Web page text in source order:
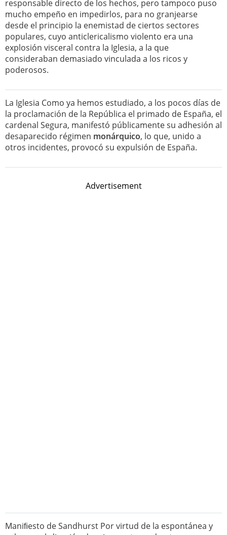
responsable directo de los hechos, pero tampoco puso
mucho empeño en impedirlos, para no granjearse
desde el principio la enemistad de ciertos sectores
populares, cuyo anticlericalismo violento era una
explosión visceral contra la Iglesia, a la que
consideraban demasiado vinculada a los ricos y
poderosos.
La Iglesia Como ya hemos estudiado, a los pocos días de
la proclamación de la República el primado de España, el
cardenal Segura, manifestó públicamente su adhesión al
desaparecido régimen monárquico, lo que, unido a
otros incidentes, provocó su expulsión de España.
Advertisement
Maniﬁesto de Sandhurst Por virtud de la espontánea y